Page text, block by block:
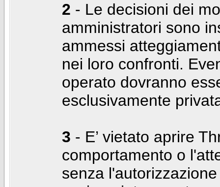
2 - Le decisioni dei
amministratori sono
ammessi
nei loro confronti.
operato dovranno
esclusivamente
3 - E’ vietato aprire
comportamento o
senza